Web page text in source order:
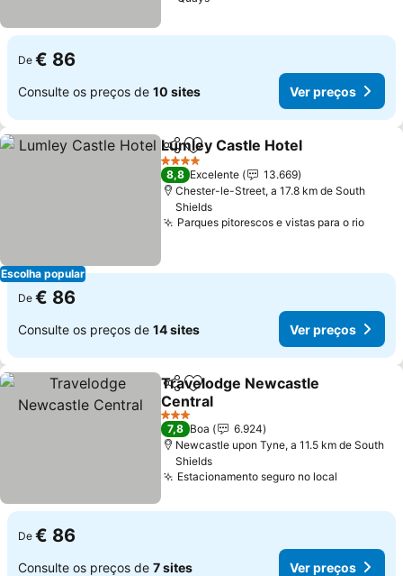
De € 86
Consulte os preços de 10 sites Ver preços
Escolha popular
PartilharAdicionar aos favoritos
Lumley Castle Hotel
4 Estrelas
8,8 Excelente
13.669
Chester-le-Street, a 17.8 km de South
Shields
Parques pitorescos e vistas para o rioVer
De € 86
Consulte os preços de 14 sites Ver preços
PartilharAdicionar aos favoritos
Travelodge Newcastle
Central
Ver preços
3 Estrelas
7,8 Boa
6.924
Newcastle upon Tyne, a 11.5 km de South
Shields
Estacionamento seguro no local
De € 86
Consulte os preços de 7 sites Ver preços